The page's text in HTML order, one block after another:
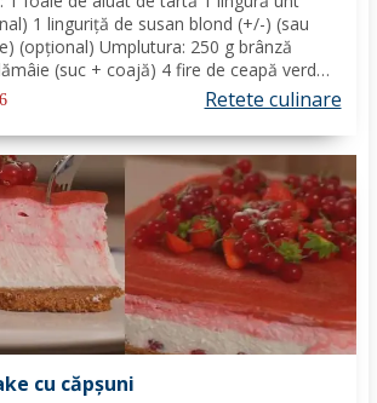
1 linguriță de susan blond (+/-) (sau
(opțional) Umplutura: 250 g brânză
(suc + coajă) 4 fire de ceapă verde
1 castravete 80 gr somon
semințe de susan...
Retete culinare
cu căpșuni